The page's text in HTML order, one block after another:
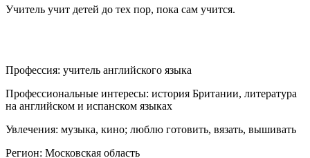
Учитель учит детей до тех пор, пока сам учится.
Профессия: учитель английского языка
Профессиональные интересы: история Британии, литература
на английском и испанском языках
Увлечения: музыка, кино; люблю готовить, вязать, вышивать
Регион: Московская область